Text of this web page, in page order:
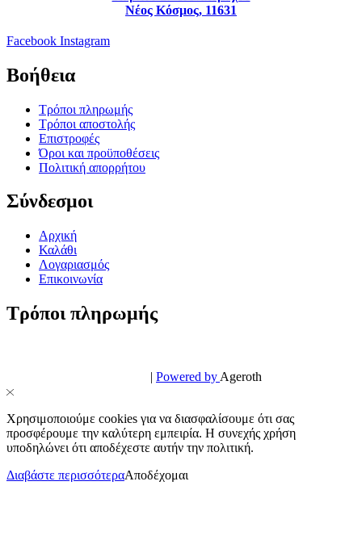
Νέος Κόσμος, 11631
Facebook Instagram
Βοήθεια
Τρόποι πληρωμής
Τρόποι αποστολής
Επιστροφές
Όροι και προϋποθέσεις
Πολιτική απορρήτου
Σύνδεσμοι
Αρχική
Καλάθι
Λογαριασμός
Επικοινωνία
Τρόποι πληρωμής
| Powered by Ageroth
Χρησιμοποιούμε cookies για να διασφαλίσουμε ότι σας
προσφέρουμε την καλύτερη εμπειρία. Η συνεχής χρήση
υποδηλώνει ότι αποδέχεστε αυτήν την πολιτική.
Διαβάστε περισσότεραΑποδέχομαι